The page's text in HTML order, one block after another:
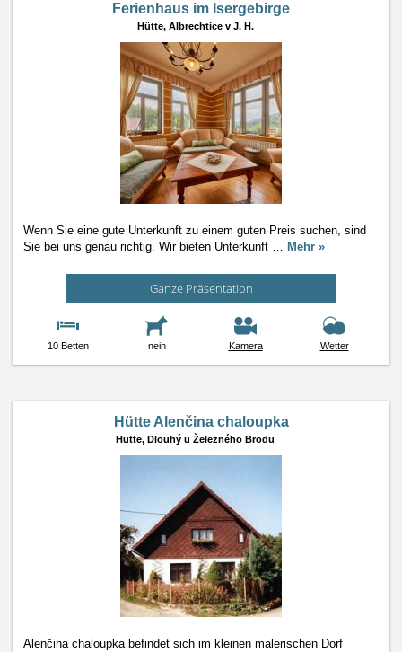
Ferienhaus im Isergebirge
Hütte, Albrechtice v J. H.
Wenn Sie eine gute Unterkunft zu einem guten Preis suchen, sind
Sie bei uns genau richtig. Wir bieten Unterkunft … Mehr »
Ganze Präsentation
10 Betten nein Kamera Wetter
Hütte Alenčina chaloupka
Hütte, Dlouhý u Železného Brodu
Alenčina chaloupka befindet sich im kleinen malerischen Dorf